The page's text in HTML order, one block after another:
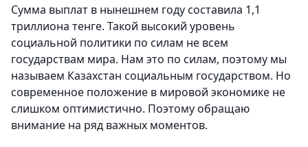
Сумма выплат в нынешнем году составила 1,1
триллиона тенге. Такой высокий уровень
социальной политики по силам не всем
государствам мира. Нам это по силам, поэтому мы
называем Казахстан социальным государством. Но
современное положение в мировой экономике не
слишком оптимистично. Поэтому обращаю
внимание на ряд важных моментов.